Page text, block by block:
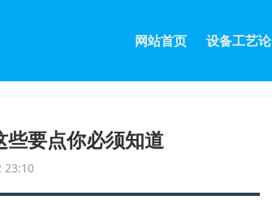
网站首页 设备工艺论
要点你必须知道
23:10